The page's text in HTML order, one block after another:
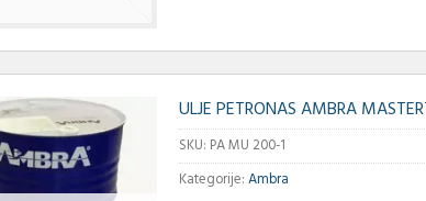
ULJE PETRONAS AMBRA
SKU: PA MU 200-1
Kategorije:Ambra